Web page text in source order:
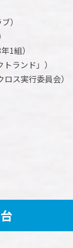
）
1組）
ランド」）
ス実行委員会）